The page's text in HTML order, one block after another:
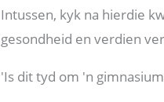
Intussen, kyk na hierdie
gesondheid en verdien
'Is dit tyd om 'n